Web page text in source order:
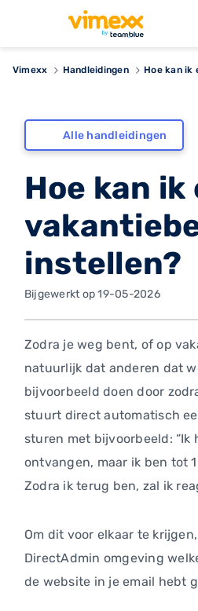
Vimexx Handleidingen Hoe kan ik
Alle handleidingen
Hoe kan ik
instellen?
Bijgewerkt op 19-05-2026
Zodra je weg bent, of op
natuurlijk dat anderen dat
bijvoorbeeld doen door
stuurt direct automatisch
sturen met bijvoorbeeld: “Ik
ontvangen, maar ik ben tot
Zodra ik terug ben, zal ik
Om dit voor elkaar te
DirectAdmin omgeving
de website in je email hebt